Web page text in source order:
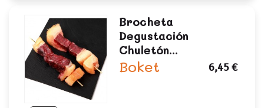
Brocheta
Degustación
Chuletón...
Boket 6,45 €